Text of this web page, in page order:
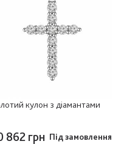
кулон з діамантами
862 грн Під замовлення